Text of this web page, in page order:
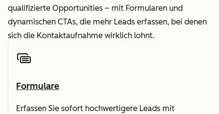
qualifizierte Opportunities – mit Formularen und
dynamischen CTAs, die mehr Leads erfassen, bei denen
sich die Kontaktaufnahme wirklich lohnt.
Formulare
Erfassen Sie sofort hochwertigere Leads mit